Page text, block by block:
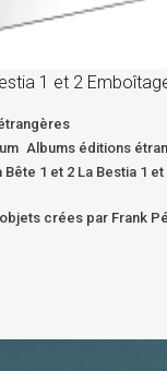
1 et 2
Albums éditions
Bête 1 et 2 La Bestia 1
crées par Frank Pé